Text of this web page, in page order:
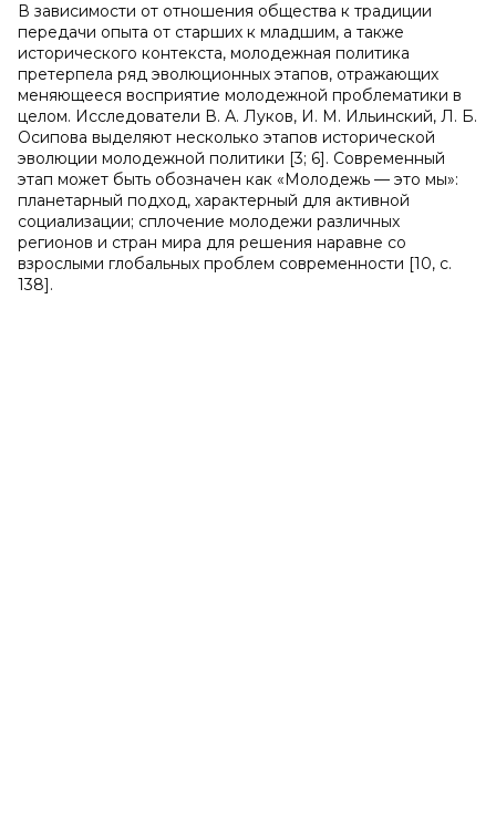
В зависимости от отношения общества к традиции
передачи опыта от старших к младшим, а также
исторического контекста, молодежная политика
претерпела ряд эволюционных этапов, отражающих
меняющееся восприятие молодежной проблематики в
целом. Исследователи В. А. Луков, И. М. Ильинский, Л. Б.
Осипова выделяют несколько этапов исторической
эволюции молодежной политики [3; 6]. Современный
этап может быть обозначен как «Молодежь — это мы»:
планетарный подход, характерный для активной
социализации; сплочение молодежи различных
регионов и стран мира для решения наравне со
взрослыми глобальных проблем современности [10, с.
138].